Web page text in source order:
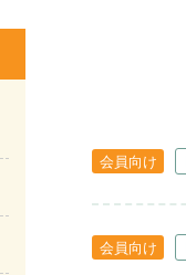
会員向け
会員向け